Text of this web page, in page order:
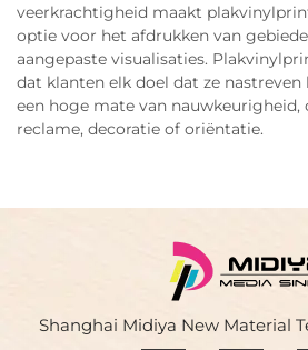
veerkrachtigheid maakt
optie voor het afdrukken van
aangepaste visualisaties.
dat klanten elk doel dat ze
een hoge mate van
reclame, decoratie of oriëntatie.
Shanghai Midiya New Material